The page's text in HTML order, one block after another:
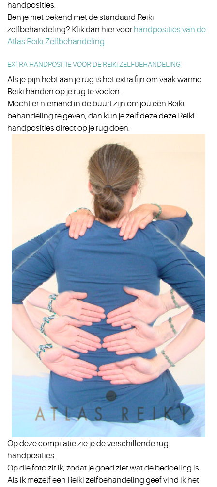
handposities.
Ben je niet bekend met de standaard Reiki
zelfbehandeling? Klik dan hier voor handposities van de
Atlas Reiki Zelfbehandeling
EXTRA HANDPOSITIE VOOR DE REIKI ZELFBEHANDELING
Als je pijn hebt aan je rug is het extra fijn om vaak warme
Reiki handen op je rug te voelen.
Mocht er niemand in de buurt zijn om jou een Reiki
behandeling te geven, dan kun je zelf deze deze Reiki
handposities direct op je rug doen.
Op deze compilatie zie je de verschillende rug
handposities.
Op die foto zit ik, zodat je goed ziet wat de bedoeling is.
Als ik mezelf een Reiki zelfbehandeling geef vind ik het